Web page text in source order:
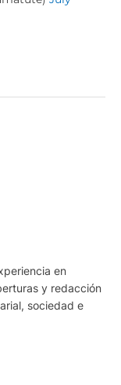
en
y redacción
sociedad e